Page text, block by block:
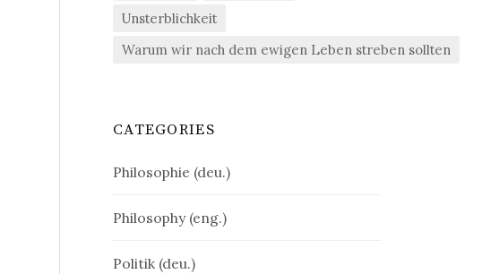
Unsterblichkeit
Warum wir nach dem ewigen Leben streben sollten
CATEGORIES
Philosophie (deu.)
Philosophy (eng.)
Politik (deu.)